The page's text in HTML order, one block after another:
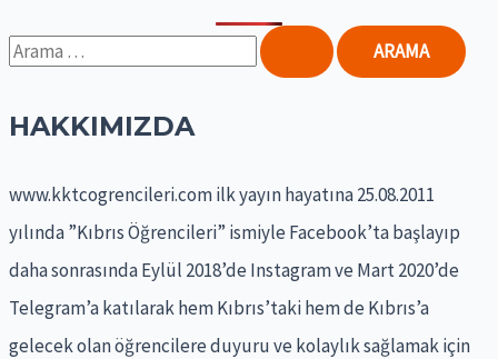
S
a
c
h
f
o
r
HAKKIMIZDA
www.kktcogrencileri.com ilk yayın hayatına 25.08.2011
yılında ”Kıbrıs Öğrencileri” ismiyle Facebook’ta başlayıp
daha sonrasında Eylül 2018’de Instagram ve Mart 2020’de
Telegram’a katılarak hem Kıbrıs’taki hem de Kıbrıs’a
gelecek olan öğrencilere duyuru ve kolaylık sağlamak için